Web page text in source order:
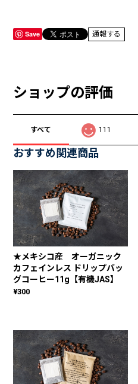
Save 通報する
ショップの評価
すべて 111
おすすめ関連商品
★メキシコ産 オーガニック
カフェインレス ドリップバッ
グコーヒー11g【有機JAS】
¥300